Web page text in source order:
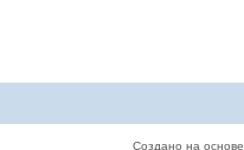
Создано на основе